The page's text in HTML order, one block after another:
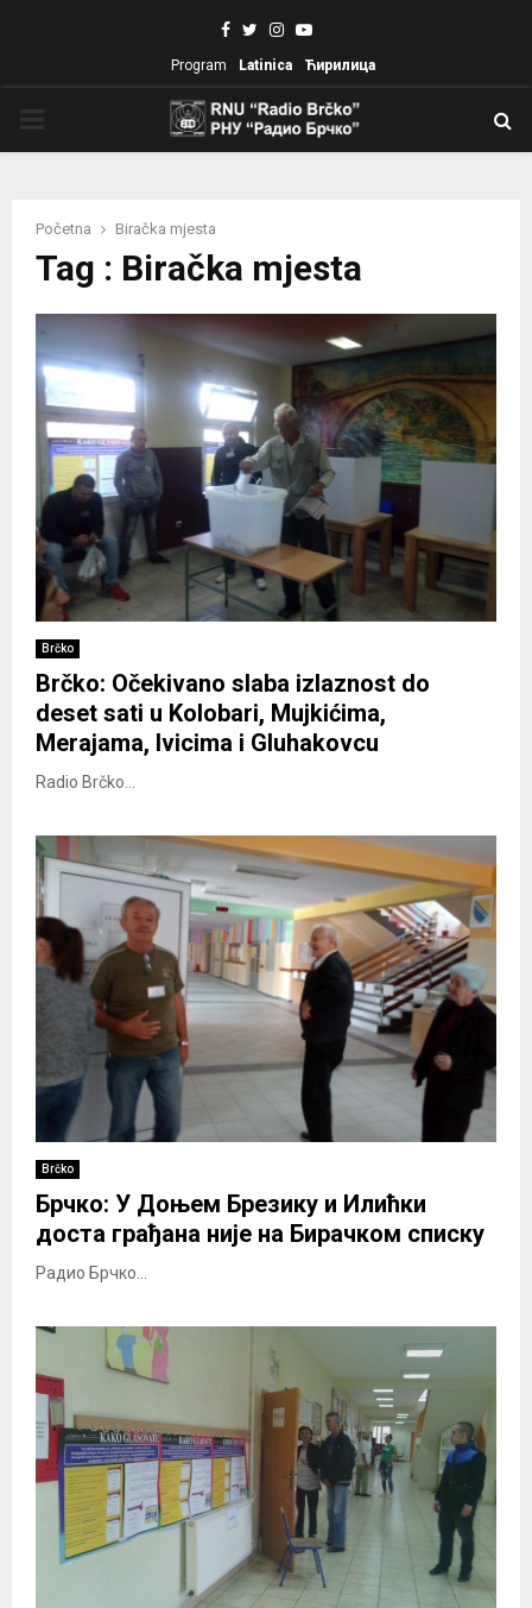
Facebook
TwitterInstagram
Youtube
Program Latinica Ћирилица
Početna Biračka mjesta
Tag : Biračka mjesta
Brčko
Brčko: Očekivano slaba izlaznost do
deset sati u Kolobari, Mujkićima,
Merajama, Ivicima i Gluhakovcu
Radio Brčko...
Brčko
Брчко: У Доњем Брезику и Илићки
доста грађана није на Бирачком списку
Радио Брчко...